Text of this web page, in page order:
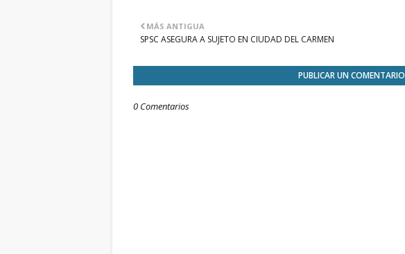
MÁS ANTIGUA
SPSC ASEGURA A SUJETO EN CIUDAD DEL CARMEN
PUBLICAR UN COMENTARIO
0 Comentarios